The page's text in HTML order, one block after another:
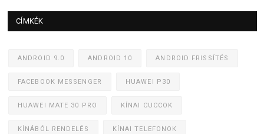
CÍMKÉK
ANDROID 9.0 ANDROID 10 ANDROID FRISSÍTÉS
FACEBOOK MESSENGER HUAWEI P30
HUAWEI MATE 30 PRO KÍNAI CUCCOK
KÍNÁBÓL RENDELÉS KÍNAI TELEFONOK